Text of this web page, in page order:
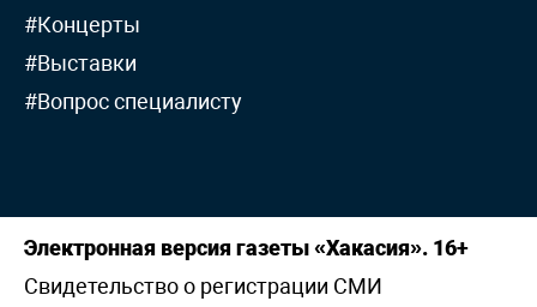
#Концерты
#Выставки
#Вопрос специалисту
Электронная версия газеты «Хакасия». 16+
Свидетельство о регистрации СМИ